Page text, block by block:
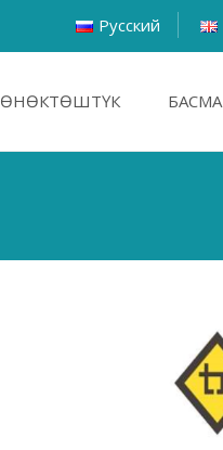
Русский
ӨНӨКТӨШТҮК БАСМА